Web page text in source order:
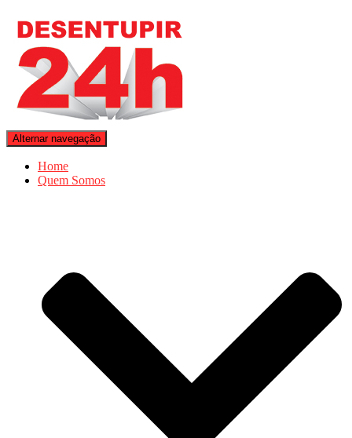
Alternar navegação
Home
Quem Somos